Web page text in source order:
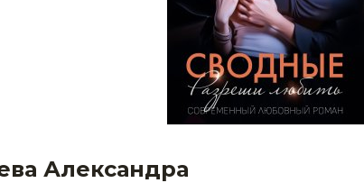
Александра